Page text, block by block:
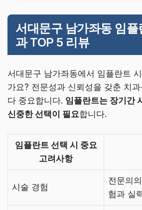
서대문구 남가좌동 임플
과 TOP 5 리뷰
서대문구 남가좌동에서 임플란트
가요? 전문성과 신뢰성을 갖춘 치
다 중요합니다. 임플란트는 장기간
신중한 선택이 필요합니다.
임플란트 선택 시 중요
고려사항
시술 경험
전문의
험과 실